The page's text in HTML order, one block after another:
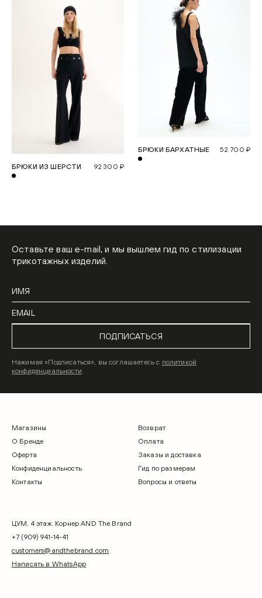
БРЮКИ ИЗ ШЕРСТИ 92 300 ₽
БРЮКИ БАРХАТНЫЕ 52 700 ₽
Оставьте ваш e-mail, и мы вышлем гид по стилизации
трикотажных изделий.
ПОДПИСАТЬСЯ
Нажимая «Подписаться», вы соглашаетесь с политикой
конфиденциальности.
Магазины
О Бренде
Оферта
Конфиденциальность
Контакты
Возврат
Оплата
Заказы и доставка
Гид по размерам
Вопросы и ответы
ЦУМ. 4 этаж. Корнер AND The Brand
+7 (909) 941-14-41
customers@andthebrand.com
Написать в WhatsApp